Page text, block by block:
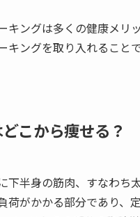
キングは多くの健康メリ
キングを取り入れること
こから痩せる？
下半身の筋肉、すなわち
荷がかかる部分であり、